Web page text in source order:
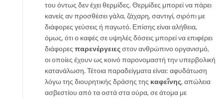
του όντως δεν έχει θερμίδες. Θερμίδες μπορεί να πάρει
κανείς αν προσθέσει γάλα, ζάχαρη, σαντιγί, σιρόπι με
διάφορες γεύσεις ή παγωτό. Επίσης είναι αλήθεια,
όμως, ότι ο καφές σε υψηλές δόσεις μπορεί να επιφέρει
διάφορες παρενέργειεςστον ανθρώπινο οργανισμό,
οι οποίες έχουν ως κοινό παρονομαστή την υπερβολική
κατανάλωση. Τέτοια παραδείγματα είναι: αφυδάτωση
λόγω της διουρητικής δράσης της καφεΐνης, απώλεια
ασβεστίου από τα οστά στα ούρα, σε άτομα με